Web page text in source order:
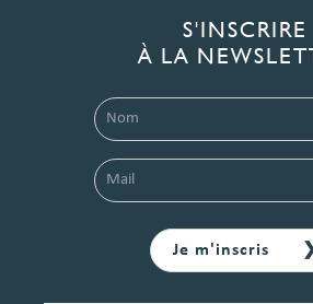
S'INSCRIRE
À LA